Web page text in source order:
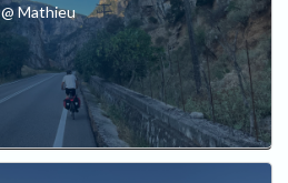
@ Mathieu